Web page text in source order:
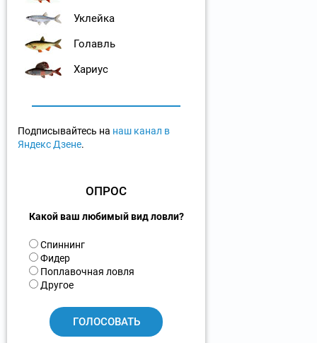
Уклейка
Голавль
Хариус
Подписывайтесь на наш канал в
Яндекс Дзене.
ОПРОС
Какой ваш любимый вид ловли?
В
а
р
и
Спиннинг
Фидер
Поплавочная ловля
Другое